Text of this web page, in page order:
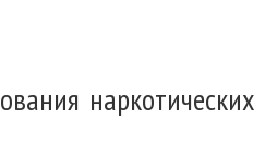
наркотических